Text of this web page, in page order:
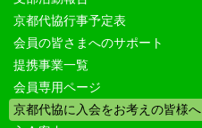
京都代協行事予定表
会員の皆さまへのサポート
提携事業一覧
会員専用ページ
京都代協に入会をお考えの皆様へ